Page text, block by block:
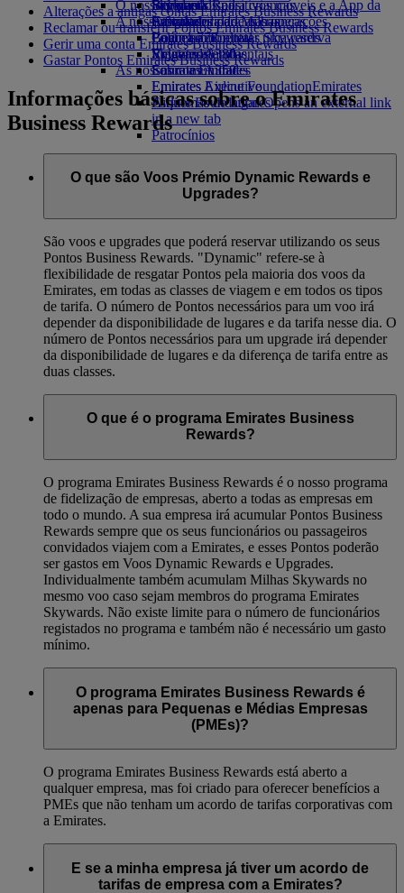
Bebidas
A nossa frota
Boeing 777
Emirates A380
Emirates A350
Emirates Executive
Esquemas de lugares
Brinquedos para crianças
Atividades para as crianças
O nosso planeta
Sustentabilidade nas operações
Política ambiental
Relatórios ambientais
As nossas comunidades
Emirates Airline FoundationEmirates
Airline Foundation Opens an external link
in a new tab
Patrocínios
Skywards Rail
Calculadora de Milhas
Login em Emirates Skywards
Skywards+
Site para dispositivos móveis e a App da
Emirates
Cancelar ou alterar uma reserva
Viagens afetadas
Sobre a Emirates
Alterações a antigas contas Emirates Business Rewards
Reclamar ou transferir Pontos Emirates Business Rewards
Gerir uma conta Emirates Business Rewards
Gastar Pontos Emirates Business Rewards
Informações básicas sobre o Emirates
Business Rewards
O que são Voos Prémio Dynamic Rewards e
Upgrades?
São voos e upgrades que poderá reservar utilizando os seus
Pontos Business Rewards. "Dynamic" refere-se à
flexibilidade de resgatar Pontos pela maioria dos voos da
Emirates, em todas as classes de viagem e em todos os tipos
de tarifa. O número de Pontos necessários para um voo irá
depender da disponibilidade de lugares e da tarifa nesse dia. O
número de Pontos necessários para um upgrade irá depender
da disponibilidade de lugares e da diferença de tarifa entre as
duas classes.
O que é o programa Emirates Business
Rewards?
O programa Emirates Business Rewards é o nosso programa
de fidelização de empresas, aberto a todas as empresas em
todo o mundo. A sua empresa irá acumular Pontos Business
Rewards sempre que os seus funcionários ou passageiros
convidados viajem com a Emirates, e esses Pontos poderão
ser gastos em Voos Dynamic Rewards e Upgrades.
Individualmente também acumulam Milhas Skywards no
mesmo voo caso sejam membros do programa Emirates
Skywards. Não existe limite para o número de funcionários
registados no programa e também não é necessário um gasto
mínimo.
O programa Emirates Business Rewards é
apenas para Pequenas e Médias Empresas
(PMEs)?
O programa Emirates Business Rewards está aberto a
qualquer empresa, mas foi criado para oferecer benefícios a
PMEs que não tenham um acordo de tarifas corporativas com
a Emirates.
E se a minha empresa já tiver um acordo de
tarifas de empresa com a Emirates?